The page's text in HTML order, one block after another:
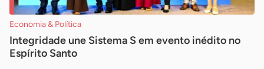
Economia & Política
Integridade une Sistema S em evento inédito no
Espírito Santo